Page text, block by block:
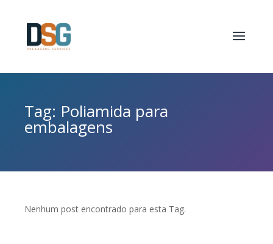
Tag: Poliamida para
embalagens
Nenhum post encontrado para esta Tag.